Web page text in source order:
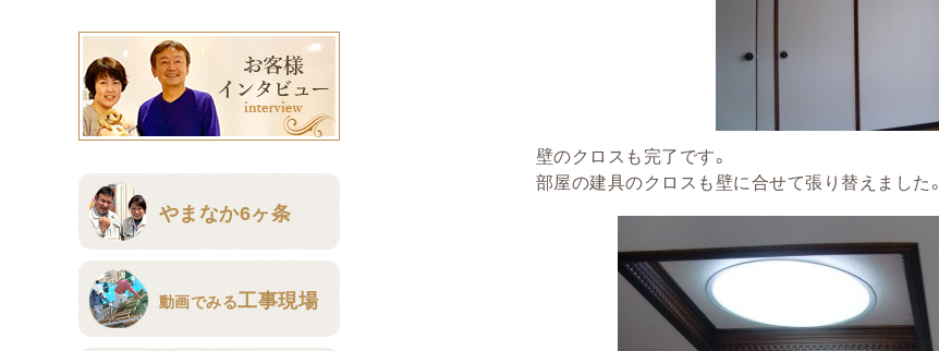
やまなか6ヶ条
動画でみる工事現場
壁のクロスも完了です。
部屋の建具のクロスも壁に合せて張り替えました。